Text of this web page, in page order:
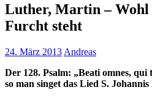
Luther, Martin – Wohl
Furcht steht
24. März 2013 Andreas
Der 128. Psalm: „Beati omnes,
so man singet das Lied S. Johannis